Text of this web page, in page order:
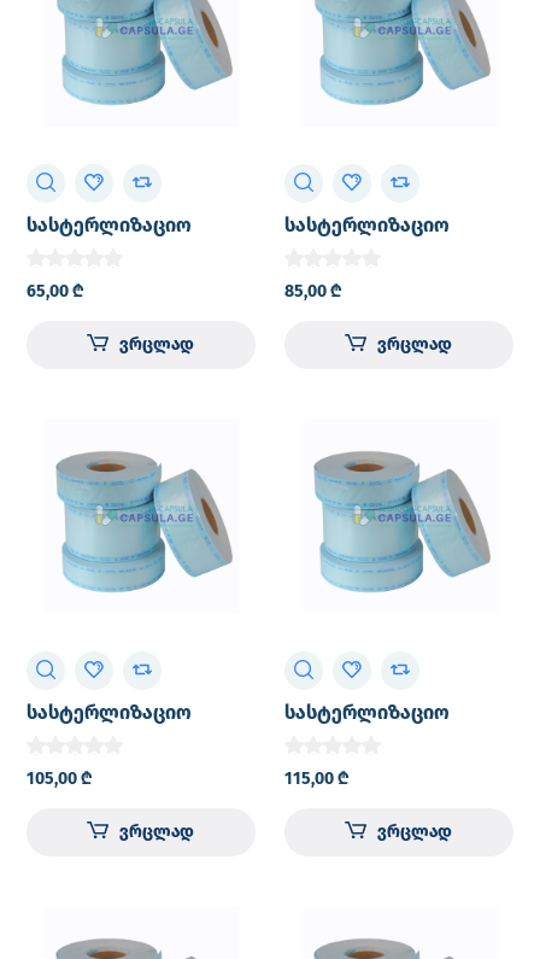
სასტერლიზაციო
10×200
65,00₾
ვრცლად
სასტერლიზაციო
15×200
85,00₾
ვრცლად
სასტერლიზაციო
105,00₾
ვრცლად
სასტერლიზაციო
115,00₾
ვრცლად